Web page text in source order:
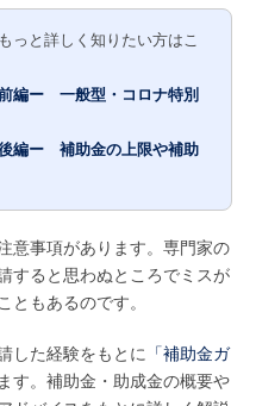
っと詳しく知りたい方はこ
編ー 一般型・コロナ特別
編ー 補助金の上限や補助
意事項があります。専門家の
すると思わぬところでミスが
ともあるのです。
した経験をもとに
「補助金ガ
す。補助金・助成金の概要や